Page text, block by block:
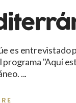
es entrevistado
programa "Aquí